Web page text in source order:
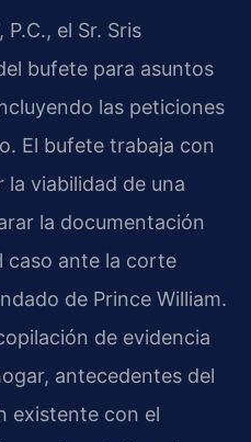
el Sr. Sris
bufete para asuntos
las peticiones
El bufete trabaja con
la viabilidad de una
la documentación
caso ante la corte
de Prince William.
de evidencia
antecedentes del
existente con el